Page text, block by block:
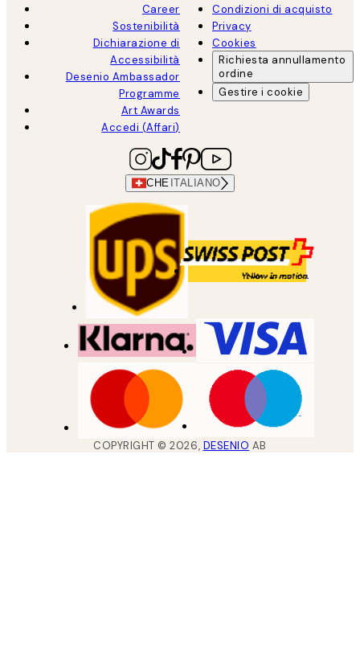
Career
Sostenibilità
Dichiarazione di
Accessibilità
Desenio Ambassador
Programme
Art Awards
Accedi (Affari)
Condizioni di acquisto
Privacy
Cookies
Richiesta annullamento
ordine
Gestire i cookie
CHE ITALIANO
COPYRIGHT ©2026, DESENIO AB